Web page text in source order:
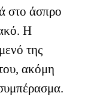
στο άσπρο
Η
της
ακόμη